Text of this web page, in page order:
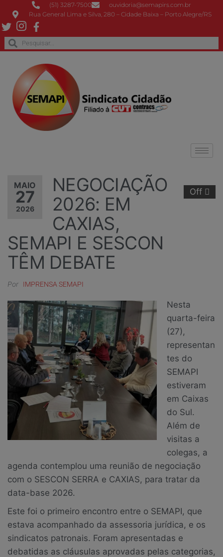
(51) 3287-7500
ouvidoria@semapirs.com.br
Rua General Lima e Silva, 280 – Cidade Baixa – Porto Alegre/RS
MAIO
27
2026
Off
NEGOCIAÇÃO
2026: EM
CAXIAS,
SEMAPI E SESCON
TÊM DEBATE
Por IMPRENSA SEMAPI
Nesta
quarta-feira
(27),
representan
tes do
SEMAPI
estiveram
em Caixas
do Sul.
Além de
visitas a
colegas, a
agenda contemplou uma reunião de negociação
com o SESCON SERRA e CAXIAS, para tratar da
data-base 2026.
Este foi o primeiro encontro entre o SEMAPI, que
estava acompanhado da assessoria jurídica, e os
sindicatos patronais. Foram apresentadas e
debatidas as cláusulas aprovadas pelas categorias,